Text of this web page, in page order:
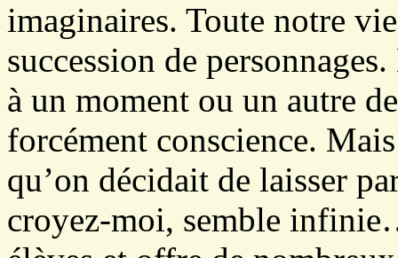
imaginaires. Toute notre
succession de
à un moment ou un autre
forcément conscience.
qu’on décidait de laisser
croyez-moi, semble